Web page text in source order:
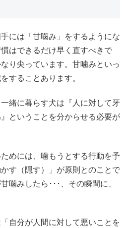
には「甘噛み」をするようにな
はできるだけ早く直すべきで
り尖っています。甘噛みといっ
することあります。
緒に暮らす犬は『人に対して牙
ということを分からせる必要が
めには、噛もうとする行動を予
す（隠す）」が原則とのことで
噛みしたら･･･、その瞬間に、
自分が人間に対して悪いことを